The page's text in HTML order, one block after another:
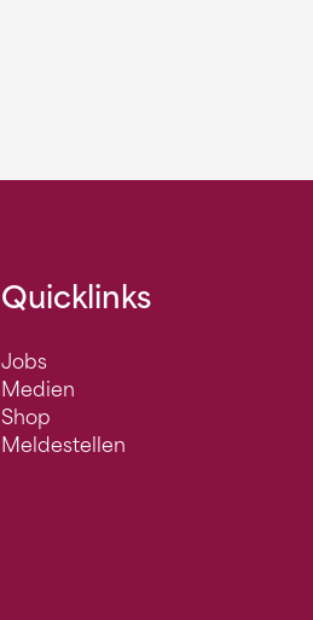
Quicklinks
Jobs
Medien
Shop
Meldestellen